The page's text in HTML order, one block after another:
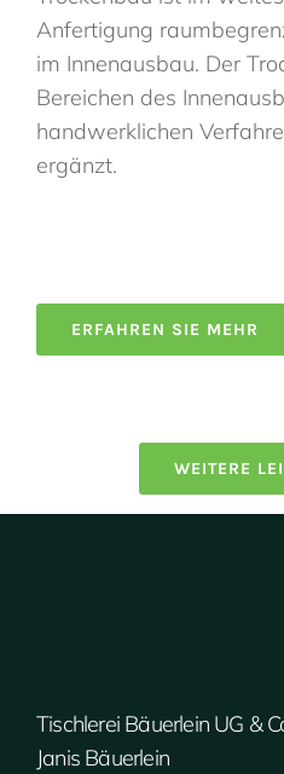
Anfertigung
im Innenausbau. Der
Bereichen des
handwerklichen
ergänzt.
ERFAHREN SIE MEHR
WEITERE
Tischlerei Bäuerlein UG &
Janis Bäuerlein